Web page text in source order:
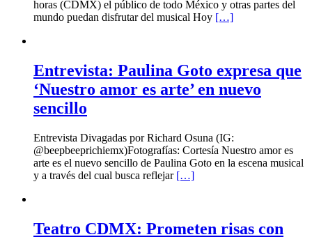
horas (CDMX) el público de todo México y otras partes del
mundo puedan disfrutar del musical Hoy […]
Entrevista: Paulina Goto expresa que
‘Nuestro amor es arte’ en nuevo
sencillo
Entrevista Divagadas por Richard Osuna (IG:
@beepbeeprichiemx)Fotografías: Cortesía Nuestro amor es
arte es el nuevo sencillo de Paulina Goto en la escena musical
y a través del cual busca reflejar […]
Teatro CDMX: Prometen risas con